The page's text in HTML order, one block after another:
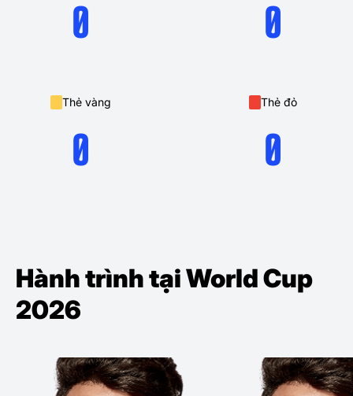
0 0
Thẻ vàng
0
Thẻ đỏ
0
Hành trình tại World Cup
2026